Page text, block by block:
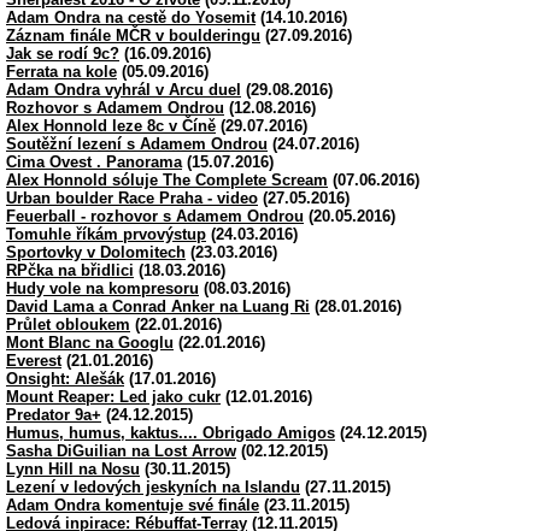
Adam Ondra na cestě do Yosemit(14.10.2016)
Záznam finále MČR v boulderingu (27.09.2016)
Jak se rodí 9c? (16.09.2016)
Ferrata na kole (05.09.2016)
Adam Ondra vyhrál v Arcu duel (29.08.2016)
Rozhovor s Adamem Ondrou (12.08.2016)
Alex Honnold leze 8c v Číně (29.07.2016)
Soutěžní lezení s Adamem Ondrou (24.07.2016)
Cima Ovest . Panorama (15.07.2016)
Alex Honnold sóluje The Complete Scream (07.06.2016)
Urban boulder Race Praha - video (27.05.2016)
Feuerball - rozhovor s Adamem Ondrou (20.05.2016)
Tomuhle říkám prvovýstup (24.03.2016)
Sportovky v Dolomitech (23.03.2016)
RPčka na břidlici (18.03.2016)
Hudy vole na kompresoru (08.03.2016)
David Lama a Conrad Anker na Luang Ri (28.01.2016)
Průlet obloukem (22.01.2016)
Mont Blanc na Googlu (22.01.2016)
Everest(21.01.2016)
Onsight: Alešák (17.01.2016)
Mount Reaper: Led jako cukr (12.01.2016)
Predator 9a+ (24.12.2015)
Humus, humus, kaktus.... Obrigado Amigos (24.12.2015)
Sasha DiGuilian na Lost Arrow (02.12.2015)
Lynn Hill na Nosu (30.11.2015)
Lezení v ledových jeskyních na Islandu (27.11.2015)
Adam Ondra komentuje své finále (23.11.2015)
Ledová inpirace: Rébuffat-Terray (12.11.2015)